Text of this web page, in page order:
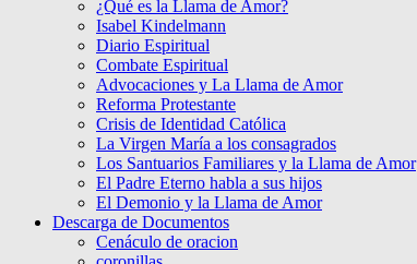
¿Qué es la Llama de Amor?
Isabel Kindelmann
Diario Espiritual
Combate Espiritual
Advocaciones y La Llama de Amor
Reforma Protestante
Crisis de Identidad Católica
La Virgen María a los consagrados
Los Santuarios Familiares y la Llama de Amor
El Padre Eterno habla a sus hijos
El Demonio y la Llama de Amor
Descarga de Documentos
Cenáculo de oracion